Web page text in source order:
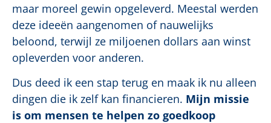
maar moreel gewin opgeleverd. Meestal werden
deze ideeën aangenomen of nauwelijks
beloond, terwijl ze miljoenen dollars aan winst
opleverden voor anderen.
Dus deed ik een stap terug en maak ik nu alleen
dingen die ik zelf kan financieren. Mijn missie
is om mensen te helpen zo goedkoop